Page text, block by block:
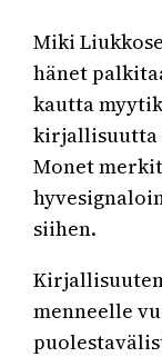
Miki
hänet
kautta
kirjallisuutta
Monet
siihen.
menneelle